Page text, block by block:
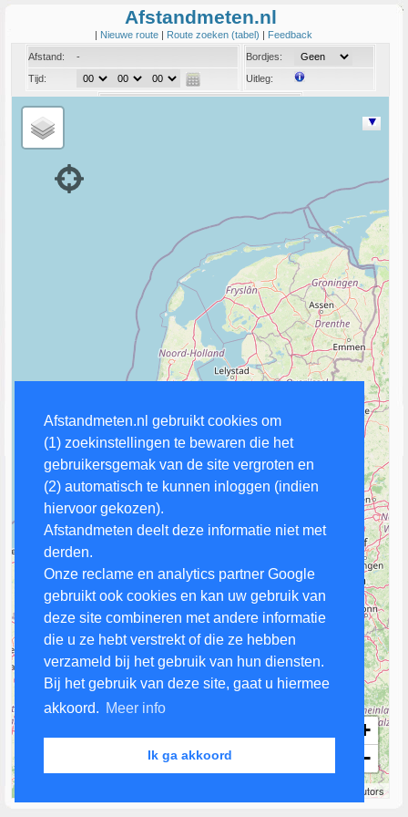
Afstandmeten.nl gebruikt cookies om
(1) zoekinstellingen te bewaren die het
gebruikersgemak van de site vergroten en
(2) automatisch te kunnen inloggen (indien
hiervoor gekozen).
Afstandmeten deelt deze informatie niet met
derden.
Onze reclame en analytics partner Google
gebruikt ook cookies en kan uw gebruik van
deze site combineren met andere informatie
die u ze hebt verstrekt of die ze hebben
verzameld bij het gebruik van hun diensten.
Bij het gebruik van deze site, gaat u hiermee
akkoord. Meer info
Ik ga akkoord
Afstandmeten.nl
| Nieuwe route | Route zoeken (tabel) | Feedback
Afstand:
-
Tijd:
Bordjes:
Uitleg:
+
−
contributors